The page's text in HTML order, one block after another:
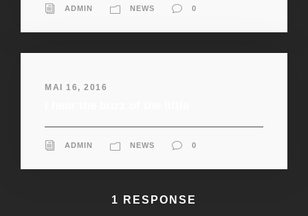
ADMIN NEWS 0
MAI 16, 2016
ADMIN NEWS 0
1 RESPONSE